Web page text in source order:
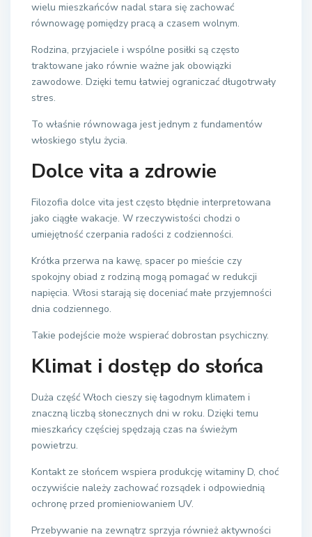
wielu mieszkańców nadal stara się zachować
równowagę pomiędzy pracą a czasem wolnym.
Rodzina, przyjaciele i wspólne posiłki są często
traktowane jako równie ważne jak obowiązki
zawodowe. Dzięki temu łatwiej ograniczać długotrwały
stres.
To właśnie równowaga jest jednym z fundamentów
włoskiego stylu życia.
Dolce vita a zdrowie
Filozofia dolce vita jest często błędnie interpretowana
jako ciągłe wakacje. W rzeczywistości chodzi o
umiejętność czerpania radości z codzienności.
Krótka przerwa na kawę, spacer po mieście czy
spokojny obiad z rodziną mogą pomagać w redukcji
napięcia. Włosi starają się doceniać małe przyjemności
dnia codziennego.
Takie podejście może wspierać dobrostan psychiczny.
Klimat i dostęp do słońca
Duża część Włoch cieszy się łagodnym klimatem i
znaczną liczbą słonecznych dni w roku. Dzięki temu
mieszkańcy częściej spędzają czas na świeżym
powietrzu.
Kontakt ze słońcem wspiera produkcję witaminy D, choć
oczywiście należy zachować rozsądek i odpowiednią
ochronę przed promieniowaniem UV.
Przebywanie na zewnątrz sprzyja również aktywności